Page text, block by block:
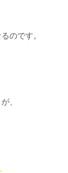
のです。
、